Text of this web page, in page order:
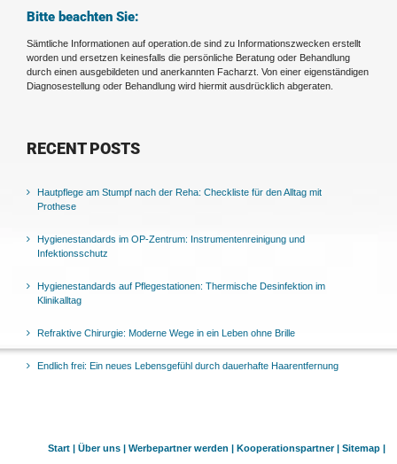
Bitte beachten Sie:
Sämtliche Informationen auf operation.de sind zu Informationszwecken erstellt
worden und ersetzen keinesfalls die persönliche Beratung oder Behandlung
durch einen ausgebildeten und anerkannten Facharzt. Von einer eigenständigen
Diagnosestellung oder Behandlung wird hiermit ausdrücklich abgeraten.
RECENT POSTS
Hautpflege am Stumpf nach der Reha: Checkliste für den Alltag mit
Prothese
Hygienestandards im OP-Zentrum: Instrumentenreinigung und
Infektionsschutz
Hygienestandards auf Pflegestationen: Thermische Desinfektion im
Klinikalltag
Refraktive Chirurgie: Moderne Wege in ein Leben ohne Brille
Endlich frei: Ein neues Lebensgefühl durch dauerhafte Haarentfernung
Start | Über uns | Werbepartner werden | Kooperationspartner | Sitemap |